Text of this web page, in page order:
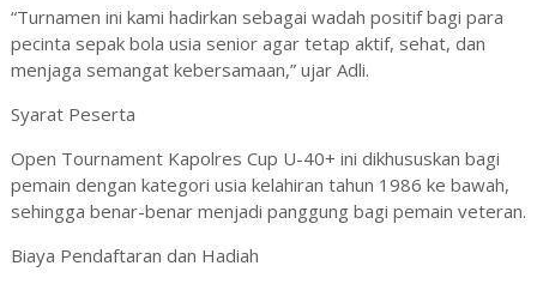
“Turnamen ini kami hadirkan sebagai wadah positif bagi para
pecinta sepak bola usia senior agar tetap aktif, sehat, dan
menjaga semangat kebersamaan,” ujar Adli.
Syarat Peserta
Open Tournament Kapolres Cup U-40+ ini dikhususkan bagi
pemain dengan kategori usia kelahiran tahun 1986 ke bawah,
sehingga benar-benar menjadi panggung bagi pemain veteran.
Biaya Pendaftaran dan Hadiah